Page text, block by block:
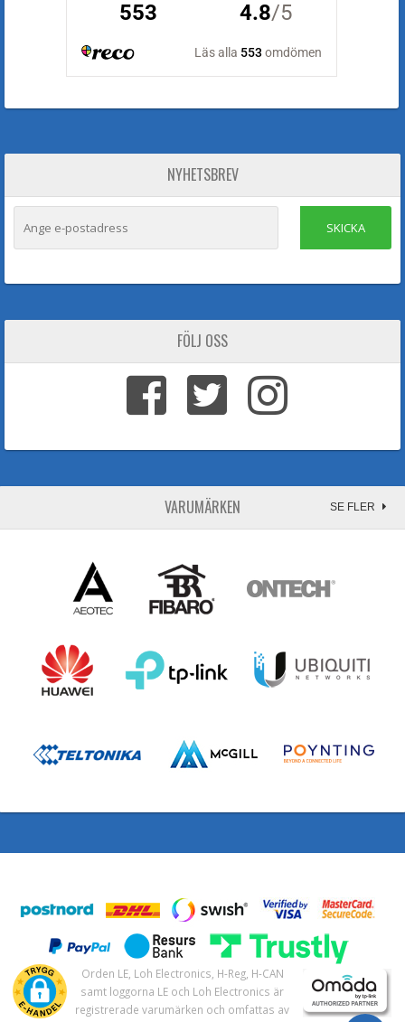
NYHETSBREV
SKICKA
FÖLJ OSS
VARUMÄRKEN SE FLER
Orden LE, Loh Electronics, H-Reg, H-CAN
samt loggorna LE och Loh Electronics är
registrerade varumärken och omfattas av